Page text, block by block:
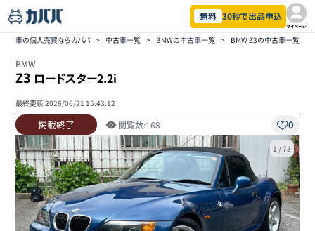
無料 30秒で出品申込
マイページ
車の個人売買ならカババ > 中古車一覧 > BMWの中古車一覧 > BMW Z3の中古車一覧
BMW
Z3 ロードスター2.2i
最終更新2026/06/21 15:43:12
掲載終了 閲覧数:168 0
1 /73